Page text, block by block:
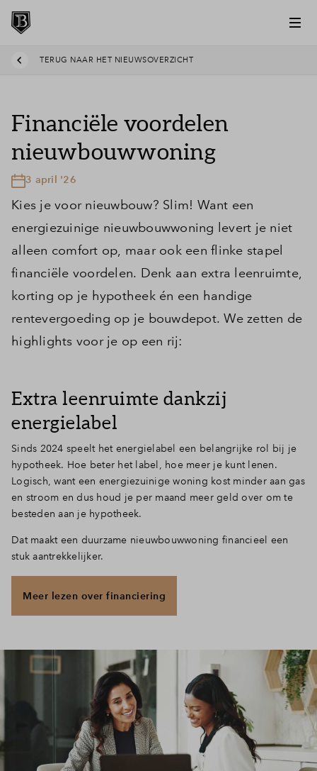
Inloggen
TERUG NAAR HET NIEUWSOVERZICHT
Financiële voordelen
nieuwbouwwoning
3 april '26
Kies je voor nieuwbouw? Slim! Want een
energiezuinige nieuwbouwwoning levert je niet
alleen comfort op, maar ook een flinke stapel
financiële voordelen. Denk aan extra leenruimte,
korting op je hypotheek én een handige
rentevergoeding op je bouwdepot. We zetten de
highlights voor je op een rij:
Extra leenruimte dankzij
energielabel
Sinds 2024 speelt het energielabel een belangrijke rol bij je
hypotheek. Hoe beter het label, hoe meer je kunt lenen.
Logisch, want een energiezuinige woning kost minder aan gas
en stroom en dus houd je per maand meer geld over om te
besteden aan je hypotheek.
Dat maakt een duurzame nieuwbouwwoning financieel een
stuk aantrekkelijker.
Meer lezen over financiering